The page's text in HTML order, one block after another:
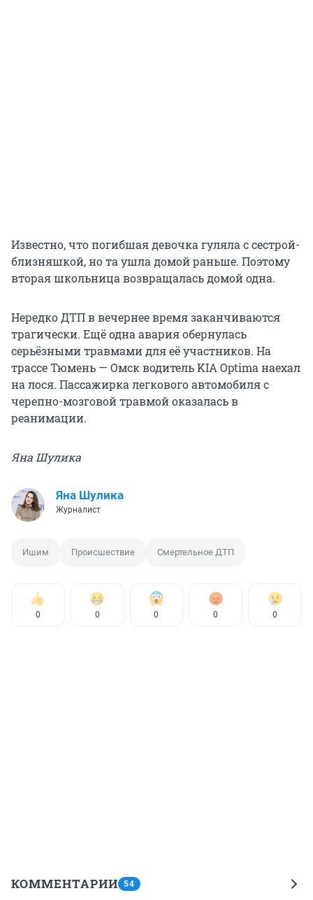
Известно, что погибшая девочка гуляла с сестрой-
близняшкой, но та ушла домой раньше. Поэтому
вторая школьница возвращалась домой одна.
Нередко ДТП в вечернее время заканчиваются
трагически. Ещё одна авария обернулась
серьёзными травмами для её участников. На
трассе Тюмень — Омск водитель KIA Optima наехал
на лося. Пассажирка легкового автомобиля с
черепно-мозговой травмой оказалась в
реанимации.
Яна Шулика
Яна Шулика
Журналист
Ишим Происшествие Смертельное ДТП
0 0 0 0 0
КОММЕНТАРИИ 54